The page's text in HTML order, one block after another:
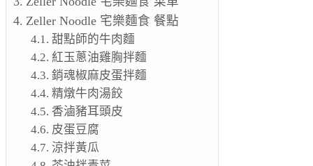
Zeller Noodle 宅樂麵食 餐點
甜點師的牛肉麵
紅玉蔥油雞胸拌麵
銷魂椒麻皮蛋拌麵
精燉牛肉湯餃
香滷豬耳頭皮
皮蛋豆腐
涼拌黃瓜